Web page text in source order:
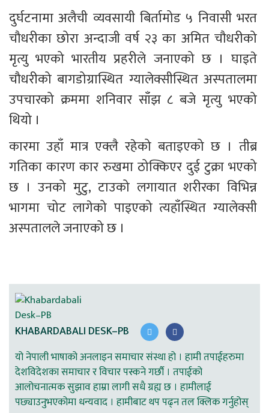
दुर्घटनामा अलैची व्यवसायी बिर्तामोड ५ निवासी भरत
चौधरीका छोरा अन्दाजी वर्ष २३ का अमित चौधरीको
मृत्यु भएको भारतीय प्रहरीले जनाएको छ । घाइते
चौधरीको बागडोग्रास्थित ग्यालेक्सीस्थित अस्पतालमा
उपचारको क्रममा शनिवार साँझ ८ बजे मृत्यु भएको
थियो ।
कारमा उहाँ मात्र एक्लै रहेको बताइएको छ । तीब्र
गतिका कारण कार रुखमा ठोक्किएर दुई टुक्रा भएको
छ । उनको मुटु, टाउको लगायात शरीरका विभिन्न
भागमा चोट लागेको पाइएको त्यहाँस्थित ग्यालेक्सी
अस्पतालले जनाएको छ ।
KHABARDABALI DESK–PB
यो नेपाली भाषाको अनलाइन समाचार संस्था हो । हामी तपाईहरुमा
देशविदेशका समाचार र विचार पस्कने गर्छौ । तपाईको
आलोचनात्मक सुझाव हाम्रा लागी सधै ग्रह्य छ । हामीलाई
पछ्याउनुभएकोमा धन्यवाद । हामीबाट थप पढ्न तल क्लिक गर्नुहोस्